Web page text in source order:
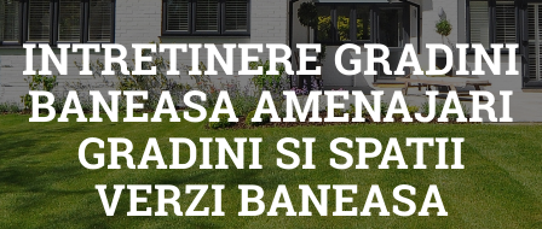
INTRETINERE GRADINI
BANEASA AMENAJARI
GRADINI SI SPATII
VERZI BANEASA